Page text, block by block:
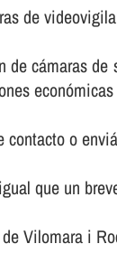
de
cámaras
o
que un
Vilomara i